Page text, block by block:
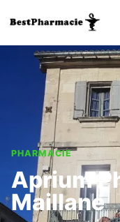
PHARMACIE
Aprium
Maillane